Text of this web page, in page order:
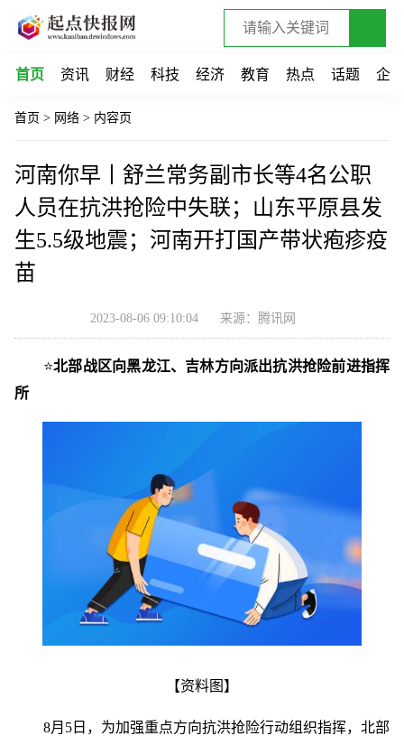
首页 资讯 财经 科技 经济 教育 热点 话题 企业
首页 > 网络 > 内容页
河南你早丨舒兰常务副市长等4名公职
人员在抗洪抢险中失联；山东平原县发
生5.5级地震；河南开打国产带状疱疹疫
苗
2023-08-06 09:10:04 来源：腾讯网
⭐北部战区向黑龙江、吉林方向派出抗洪抢险前进指挥
所
【资料图】
8月5日，为加强重点方向抗洪抢险行动组织指挥，北部